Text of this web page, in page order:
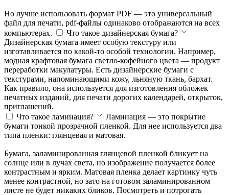
Но лучше использовать формат PDF — это универсальный
файл для печати, pdf-файлы одинаково отображаются на всех
компьютерах.
Что такое дизайнерская бумага?
Дизайнерская бумага имеет особую текстуру или
изготавливается по какой-то особой технологии. Например,
модная крафтовая бумага светло-кофейного цвета — продукт
переработки макулатуры. Есть дизайнерские бумаги с
текстурами, напоминающими кожу, льняную ткань, бархат.
Как правило, она используется для изготовления обложек
печатных изданий, для печати дорогих календарей, открыток,
приглашений.
Что такое ламинация?
Ламинация — это покрытие
бумаги тонкой прозрачной пленкой. Для нее используется два
типа пленки: глянцевая и матовая.
Бумага, заламинированная глянцевой пленкой бликует на
солнце или в лучах света, но изображение получается более
контрастным и ярким. Матовая пленка делает картинку чуть
менее контрастной, но зато на готовом заламинированном
листе не будет никаких бликов. Посмотреть и потрогать